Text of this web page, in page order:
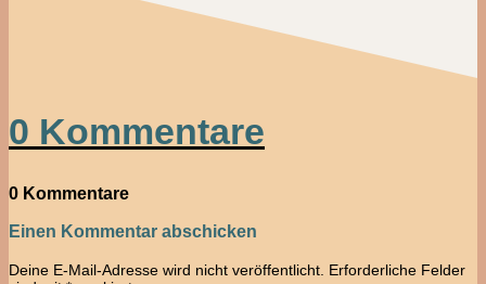
0 Kommentare
0 Kommentare
Einen Kommentar abschicken
Deine E-Mail-Adresse wird nicht veröffentlicht. Erforderliche Felder